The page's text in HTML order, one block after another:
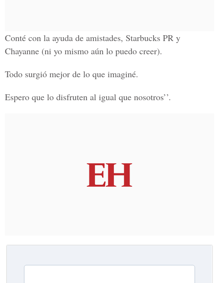
Conté con la ayuda de amistades, Starbucks PR y
Chayanne (ni yo mismo aún lo puedo creer).
Todo surgió mejor de lo que imaginé.
Espero que lo disfruten al igual que nosotros’’.